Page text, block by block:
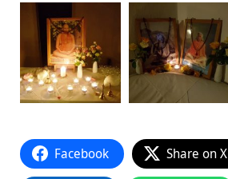
Facebook Share on X